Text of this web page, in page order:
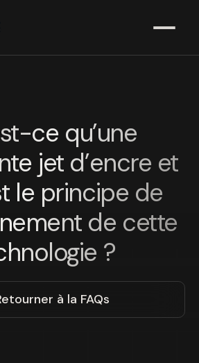
ce qu’une
jet d’encre et
le principe de
de cette
?
à la FAQs